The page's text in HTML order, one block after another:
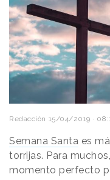
Redacción 15/04/2019 ·
Semana Santa es
torrijas. Para muchos,
momento perfecto